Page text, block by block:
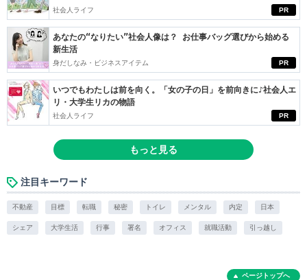
PR
社会人ライフ
PR
あなたの“なりたい”社会人像は？ お仕事バッグ選びから始める
新生活
身だしなみ・ビジネスアイテム
PR
いつでもわたしは前を向く。「女の子の日」を前向きに♪社会人エ
リ・大学生リカの物語
社会人ライフ
もっと見る
注目キーワード
不動産 目標 転職 秘密 トイレ メンタル 内定 日本
シェア 大学生活 行事 署名 オフィス 就職活動 引っ越し
ページトップへ